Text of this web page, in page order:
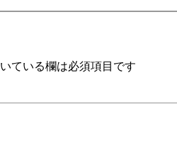
ている欄は必須項目です